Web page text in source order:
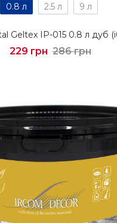
0.8 л 2.5 л 9 л
Geltex IР-015 0.8 л дуб
229 грн 286 грн